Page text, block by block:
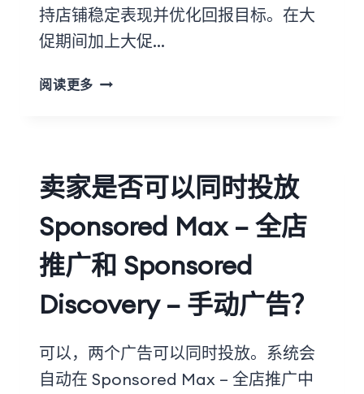
持店铺稳定表现并优化回报目标。在大
促期间加上大促…
阅读更多
卖家是否可以同时投放
Sponsored Max – 全店
推广和 Sponsored
Discovery – 手动广告？
可以，两个广告可以同时投放。系统会
自动在 Sponsored Max – 全店推广中